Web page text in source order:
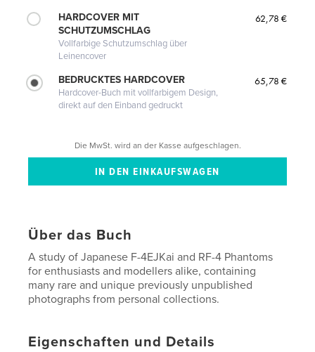
HARDCOVER MIT
SCHUTZUMSCHLAG
Vollfarbige Schutzumschlag über
Leinencover
62,78 €
BEDRUCKTES HARDCOVER
Hardcover-Buch mit vollfarbigem Design,
direkt auf den Einband gedruckt
65,78 €
Die MwSt. wird an der Kasse aufgeschlagen.
Über das Buch
A study of Japanese F-4EJKai and RF-4 Phantoms
for enthusiasts and modellers alike, containing
many rare and unique previously unpublished
photographs from personal collections.
Eigenschaften und Details